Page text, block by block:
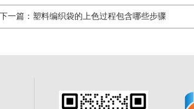
下一篇：塑料编织袋的上色过程包含哪些步骤